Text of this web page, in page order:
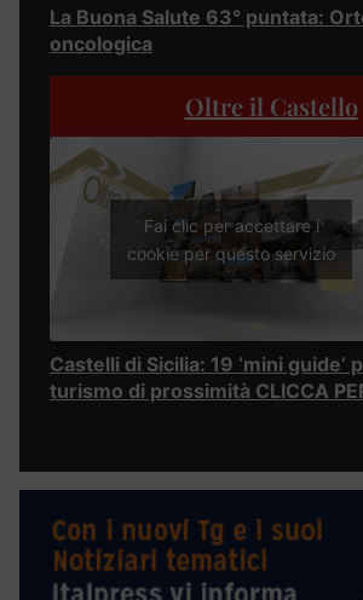
La Buona Salute 63° puntata:
oncologica
Oltre il Castello
Fai clic per accettare i
cookie per questo servizio
Castelli di Sicilia: 19 ‘mini guide’
turismo di prossimità CLICCA